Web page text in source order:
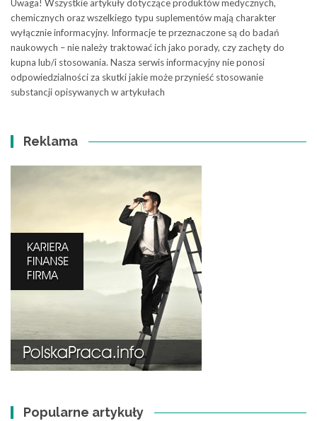
Uwaga! Wszystkie artykuły dotyczące produktów medycznych,
chemicznych oraz wszelkiego typu suplementów mają charakter
wyłącznie informacyjny. Informacje te przeznaczone są do badań
naukowych – nie należy traktować ich jako porady, czy zachęty do
kupna lub/i stosowania. Nasza serwis informacyjny nie ponosi
odpowiedzialności za skutki jakie może przynieść stosowanie
substancji opisywanych w artykułach
Reklama
Popularne artykuły